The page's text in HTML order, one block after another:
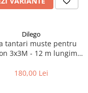
Dilego
muste pentru
3x3M - 12 m lungime
180,00 Lei